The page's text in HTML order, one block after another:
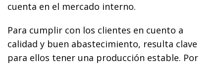
cuenta en el mercado interno.
Para cumplir con los clientes en cuento a
calidad y buen abastecimiento, resulta clave
para ellos tener una producción estable. Por